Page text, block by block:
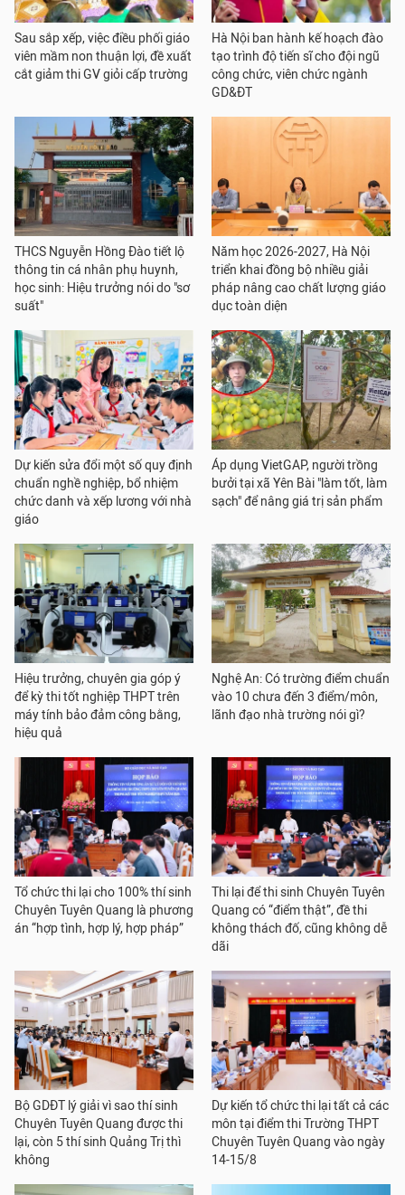
Sau sắp xếp, việc điều phối giáo
viên mầm non thuận lợi, đề xuất
cắt giảm thi GV giỏi cấp trường
Hà Nội ban hành kế hoạch đào
tạo trình độ tiến sĩ cho đội ngũ
công chức, viên chức ngành
GD&ĐT
THCS Nguyễn Hồng Đào tiết lộ
thông tin cá nhân phụ huynh,
học sinh: Hiệu trưởng nói do "sơ
suất"
Năm học 2026-2027, Hà Nội
triển khai đồng bộ nhiều giải
pháp nâng cao chất lượng giáo
dục toàn diện
Dự kiến sửa đổi một số quy định
chuẩn nghề nghiệp, bổ nhiệm
chức danh và xếp lương với nhà
giáo
Áp dụng VietGAP, người trồng
bưởi tại xã Yên Bài "làm tốt, làm
sạch" để nâng giá trị sản phẩm
Hiệu trưởng, chuyên gia góp ý
để kỳ thi tốt nghiệp THPT trên
máy tính bảo đảm công bằng,
hiệu quả
Nghệ An: Có trường điểm chuẩn
vào 10 chưa đến 3 điểm/môn,
lãnh đạo nhà trường nói gì?
Tổ chức thi lại cho 100% thí sinh
Chuyên Tuyên Quang là phương
án “hợp tình, hợp lý, hợp pháp”
Thi lại để thi sinh Chuyên Tuyên
Quang có “điểm thật”, đề thi
không thách đố, cũng không dễ
dãi
Bộ GDĐT lý giải vì sao thí sinh
Chuyên Tuyên Quang được thi
lại, còn 5 thí sinh Quảng Trị thì
không
Dự kiến tổ chức thi lại tất cả các
môn tại điểm thi Trường THPT
Chuyên Tuyên Quang vào ngày
14-15/8